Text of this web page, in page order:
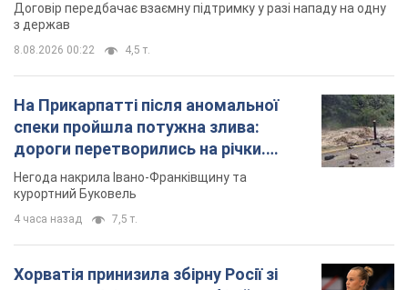
Договір передбачає взаємну підтримку у разі нападу на одну
з держав
8.08.2026 00:22 4,5 т.
На Прикарпатті після аномальної
спеки пройшла потужна злива:
дороги перетворились на річки.
Відео
Негода накрила Івано-Франківщину та
курортний Буковель
4 часа назад 7,5 т.
Хорватія принизила збірну Росії зі